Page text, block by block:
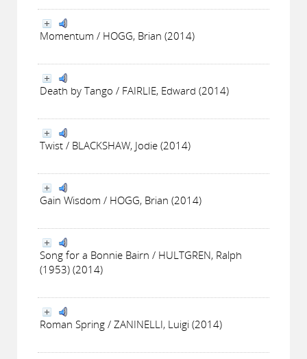
Momentum / HOGG, Brian (2014)
Death by Tango / FAIRLIE, Edward (2014)
Twist / BLACKSHAW, Jodie (2014)
Gain Wisdom / HOGG, Brian (2014)
Song for a Bonnie Bairn / HULTGREN, Ralph
(1953) (2014)
Roman Spring / ZANINELLI, Luigi (2014)